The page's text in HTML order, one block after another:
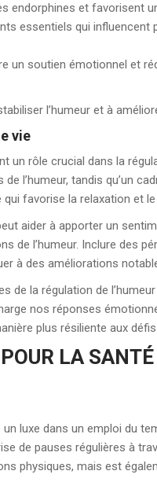
endorphines et favorisent
essentiels qui
un soutien émotionnel et
l’humeur et à
vie
un rôle crucial dans la
l’humeur, tandis qu’un
favorise la relaxation et
aider à apporter un
de l’humeur. Inclure des
à des améliorations
de la régulation de
nos réponses
plus résiliente aux
LA
luxe dans un emploi du
de pauses régulières à
physiques, mais est